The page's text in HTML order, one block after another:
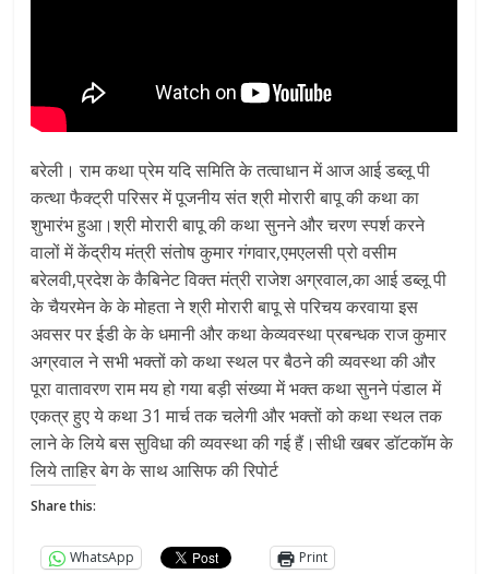
बरेली। राम कथा प्रेम यदि समिति के तत्वाधान में आज आई डब्लू पी
कत्था फैक्ट्री परिसर में पूजनीय संत श्री मोरारी बापू की कथा का
शुभारंभ हुआ।श्री मोरारी बापू की कथा सुनने और चरण स्पर्श करने
वालों में केंद्रीय मंत्री संतोष कुमार गंगवार,एमएलसी प्रो वसीम
बरेलवी,प्रदेश के कैबिनेट विक्त मंत्री राजेश अग्रवाल,का आई डब्लू पी
के चैयरमेन के के मोहता ने श्री मोरारी बापू से परिचय करवाया इस
अवसर पर ईडी के के धमानी और कथा केव्यवस्था प्रबन्धक राज कुमार
अग्रवाल ने सभी भक्तों को कथा स्थल पर बैठने की व्यवस्था की और
पूरा वातावरण राम मय हो गया बड़ी संख्या में भक्त कथा सुनने पंडाल में
एकत्र हुए ये कथा 31 मार्च तक चलेगी और भक्तों को कथा स्थल तक
लाने के लिये बस सुविधा की व्यवस्था की गई हैं।सीधी खबर डॉटकॉम के
लिये ताहिर बेग के साथ आसिफ की रिपोर्ट
Share this:
WhatsApp Print